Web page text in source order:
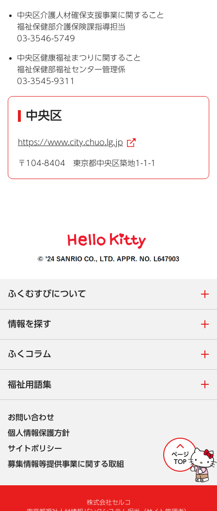
中央区介護人材確保支援事業に関すること
福祉保健部介護保険課指導担当
03-3546-5749
中央区健康福祉まつりに関すること
福祉保健部福祉センター管理係
03-3545-9311
中央区
https://www.city.chuo.lg.jp
〒104-8404 東京都中央区築地1-1-1
ふくむすびについて
情報を探す
ふくコラム
福祉用語集
お問い合わせ
個人情報保護方針
サイトポリシー
募集情報等提供事業に関する取組
株式会社セルコ